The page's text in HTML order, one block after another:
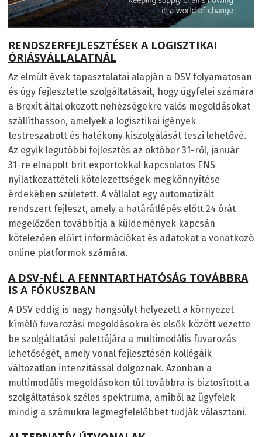
RENDSZERFEJLESZTÉSEK A LOGISZTIKAI
ÓRIÁSVÁLLALATNÁL
Az elmúlt évek tapasztalatai alapján a DSV folyamatosan
és úgy fejlesztette szolgáltatásait, hogy ügyfelei számára
a Brexit által okozott nehézségekre valós megoldásokat
szállíthasson, amelyek a logisztikai igények
testreszabott és hatékony kiszolgálását teszi lehetővé.
Az egyik legutóbbi fejlesztés az október 31-ről, január
31-re elnapolt brit exportokkal kapcsolatos ENS
nyilatkozattételi kötelezettségek megkönnyítése
érdekében született. A vállalat egy automatizált
rendszert fejleszt, amely a határátlépés előtt 24 órát
megelőzően továbbítja a küldemények kapcsán
kötelezően előírt információkat és adatokat a vonatkozó
online platformok számára.
A DSV-NÉL A FENNTARTHATÓSÁG TOVÁBBRA
IS A FÓKUSZBAN
A DSV eddig is nagy hangsúlyt helyezett a környezet
kímélő fuvarozási megoldásokra és elsők között vezette
be szolgáltatási palettájára a multimodális fuvarozás
lehetőségét, amely vonal fejlesztésén kollégáik
változatlan intenzitással dolgoznak. Azonban a
multimodális megoldásokon túl továbbra is biztosított a
szolgáltatások széles spektruma, amiből az ügyfelek
mindig a számukra legmegfelelőbbet tudják választani.